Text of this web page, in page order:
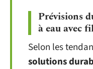
Prévisions
à eau avec
Selon les
solutions